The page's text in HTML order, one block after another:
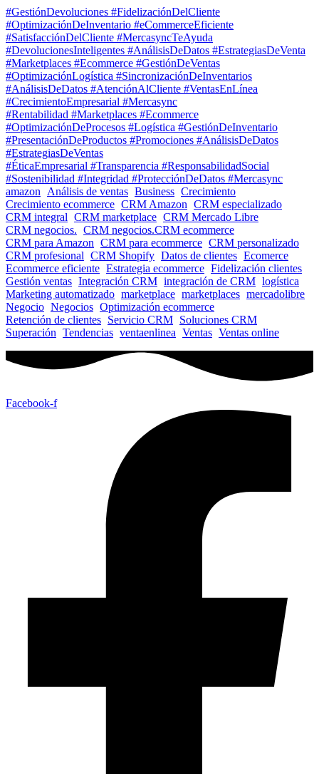
#GestiónDevoluciones #FidelizaciónDelCliente
#OptimizaciónDeInventario #eCommerceEficiente
#SatisfacciónDelCliente #MercasyncTeAyuda
#DevolucionesInteligentes #AnálisisDeDatos #EstrategiasDeVenta
#Marketplaces #Ecommerce #GestiónDeVentas
#OptimizaciónLogística #SincronizaciónDeInventarios
#AnálisisDeDatos #AtenciónAlCliente #VentasEnLínea
#CrecimientoEmpresarial #Mercasync
#Rentabilidad #Marketplaces #Ecommerce
#OptimizaciónDeProcesos #Logística #GestiónDeInventario
#PresentaciónDeProductos #Promociones #AnálisisDeDatos
#EstrategiasDeVentas
#ÉticaEmpresarial #Transparencia #ResponsabilidadSocial
#Sostenibilidad #Integridad #ProtecciónDeDatos #Mercasync
amazon
Análisis de ventas Business Crecimiento
Crecimiento ecommerce CRM Amazon CRM especializado
CRM integral CRM marketplace CRM Mercado Libre
CRM negocios. CRM negocios.CRM ecommerce
CRM para Amazon CRM para ecommerce CRM personalizado
CRM profesional CRM Shopify Datos de clientes Ecomerce
Ecommerce eficiente Estrategia ecommerce Fidelización clientes
Gestión ventas Integración CRM integración de CRM logística
Marketing automatizado marketplace marketplaces mercadolibre
Negocio Negocios Optimización ecommerce
Retención de clientes Servicio CRM Soluciones CRM
Superación Tendencias ventaenlinea Ventas Ventas online
Facebook-f